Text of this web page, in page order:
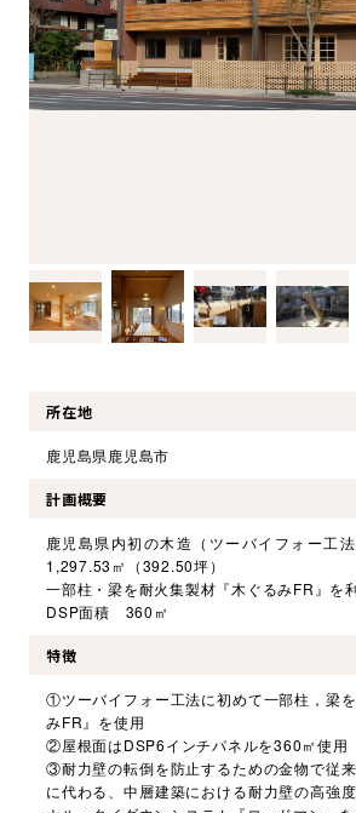
モッケン便り
所在地
鹿児島県鹿児島市
計画概要
鹿児島県内初の木造（ツーバイフォー工
1,297.53㎡（392.50坪）
一部柱・梁を耐火集製材『木ぐるみFR』を利
DSP面積 360㎡
特徴
①ツーバイフォー工法に初めて一部柱，梁
みFR』を使用
②屋根面はDSP6インチパネルを360㎡使用
③耐力壁の転倒を防止するための金物で従
に代わる、中層建築における耐力壁の高強